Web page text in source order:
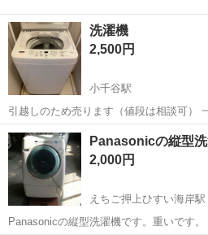
洗濯機
2,500円
小千谷駅
引越しのため売ります（値段は相談可） 一人暮らし用で使ってました
4.5kg お盆までを予定
新潟 小千谷市 生活
Panasonicの縦型
2,000円
えちご押上ひすい海岸駅
Panasonicの縦型洗濯機です。重いです。